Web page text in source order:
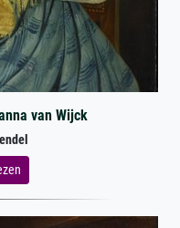
van Wijck